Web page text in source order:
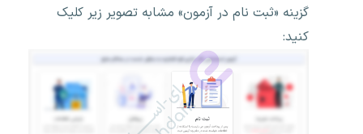
گزینه «ثبت نام در آزمون» مشابه تصویر زیر کلیک
کنید: